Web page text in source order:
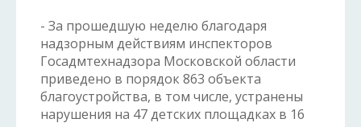
- За прошедшую неделю благодаря
надзорным действиям инспекторов
Госадмтехнадзора Московской области
приведено в порядок 863 объекта
благоустройства, в том числе, устранены
нарушения на 47 детских площадках в 16